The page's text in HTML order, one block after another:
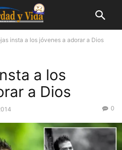
insta a los jóvenes a adorar a Dios
a los
a Dios
0